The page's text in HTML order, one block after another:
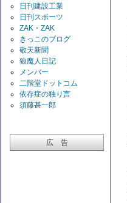
日刊建設工業
日刊スポーツ
ZAK・ZAK
きっこのブログ
敬天新聞
狼魔人日記
メンバー
二階堂ドットコム
依存症の独り言
須藤甚一郎
広 告